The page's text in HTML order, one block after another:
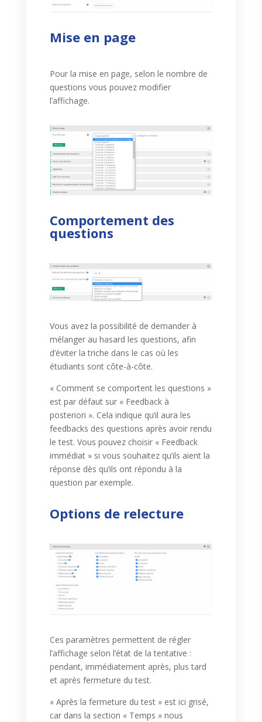
Mise en page
Pour la mise en page, selon le nombre de
questions vous pouvez modifier
l’affichage.
Comportement des
questions
Vous avez la possibilité de demander à
mélanger au hasard les questions, afin
d’éviter la triche dans le cas où les
étudiants sont côte-à-côte.
« Comment se comportent les questions »
est par défaut sur « Feedback à
posteriori ». Cela indique qu’il aura les
feedbacks des questions après avoir rendu
le test. Vous pouvez choisir « Feedback
immédiat » si vous souhaitez qu’ils aient la
réponse dès qu’ils ont répondu à la
question par exemple.
Options de relecture
Ces paramètres permettent de régler
l’affichage selon l’état de la tentative :
pendant, immédiatement après, plus tard
et après fermeture du test.
« Après la fermeture du test » est ici grisé,
car dans la section « Temps » nous